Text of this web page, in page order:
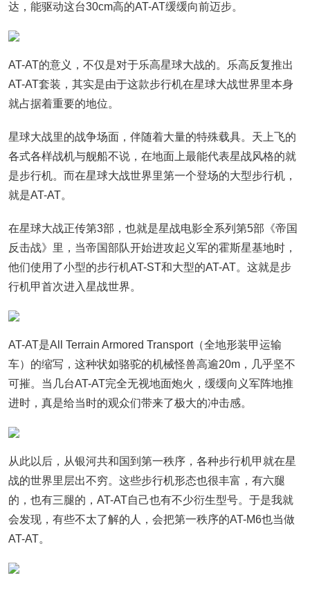
达，能驱动这台30cm高的AT-AT缓缓向前迈步。
AT-AT的意义，不仅是对于乐高星球大战的。乐高反复推出
AT-AT套装，其实是由于这款步行机在星球大战世界里本身
就占据着重要的地位。
星球大战里的战争场面，伴随着大量的特殊载具。天上飞的
各式各样战机与舰船不说，在地面上最能代表星战风格的就
是步行机。而在星球大战世界里第一个登场的大型步行机，
就是AT-AT。
在星球大战正传第3部，也就是星战电影全系列第5部《帝国
反击战》里，当帝国部队开始进攻起义军的霍斯星基地时，
他们使用了小型的步行机AT-ST和大型的AT-AT。这就是步
行机甲首次进入星战世界。
AT-AT是All Terrain Armored Transport（全地形装甲运输
车）的缩写，这种状如骆驼的机械怪兽高逾20m，几乎坚不
可摧。当几台AT-AT完全无视地面炮火，缓缓向义军阵地推
进时，真是给当时的观众们带来了极大的冲击感。
从此以后，从银河共和国到第一秩序，各种步行机甲就在星
战的世界里层出不穷。这些步行机形态也很丰富，有六腿
的，也有三腿的，AT-AT自己也有不少衍生型号。于是我就
会发现，有些不太了解的人，会把第一秩序的AT-M6也当做
AT-AT。